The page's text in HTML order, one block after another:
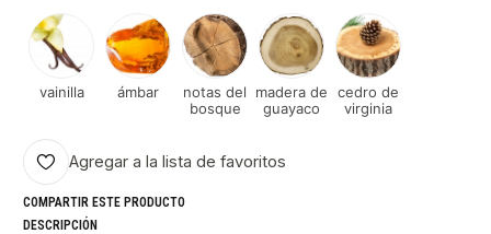
vainilla ámbar
notas del
bosque
madera de
guayaco
cedro de
virginia
Agregar a la lista de favoritos
COMPARTIR ESTE PRODUCTO
DESCRIPCIÓN